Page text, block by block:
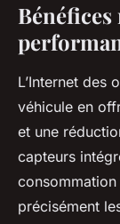
Bénéfices
L’Internet des
véhicule en
et une
capteurs
précisément